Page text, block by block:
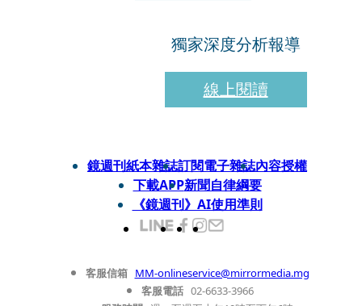
獨家深度分析報導
線上閱讀
鏡週刊紙本雜誌訂閱電子雜誌內容授權
下載APP新聞自律綱要
《鏡週刊》AI使用準則
客服信箱 MM-onlineservice@mirrormedia.mg
客服電話 02-6633-3966